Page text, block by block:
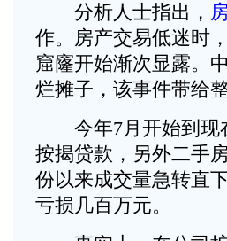
分析人士指出，
作。房产交易低迷时
窟窿开始渐次显露。
烂摊子，该事件带给
今年7月开始到现
按揭贷款，另外二手
份以来成交量急转直
亏损几百万元。